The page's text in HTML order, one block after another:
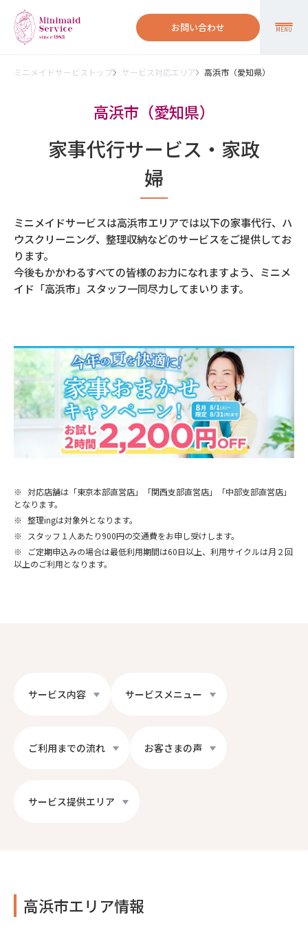
お問い合わせ MENU
ミニメイドサービストップ サービス対応エリア 高浜市（愛知県）
高浜市（愛知県）
家事代行サービス・家政
婦
ミニメイドサービスは高浜市エリアでは以下の家事代行、ハ
ウスクリーニング、整理収納などのサービスをご提供してお
ります。
今後もかかわるすべての皆様のお力になれますよう、ミニメ
イド「高浜市」スタッフ一同尽力してまいります。
※ 対応店舗は「東京本部直営店」「関西支部直営店」「中部支部直営店」
となります。
※ 整理ingは対象外となります。
※
スタッフ１人あたり900円の交通費をお申し受けします。
※
ご定期申込みの場合は最低利用期間は60日以上、利用サイクルは月２回
以上のご利用となります。
サービス内容 サービスメニュー
ご利用までの流れ お客さまの声
サービス提供エリア
高浜市エリア情報